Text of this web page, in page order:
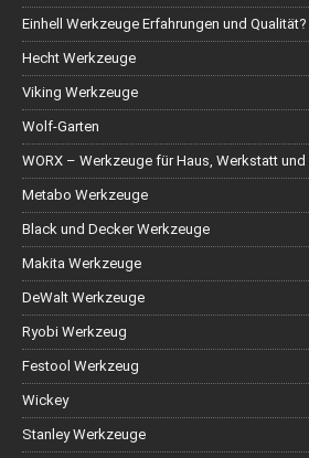
Einhell Werkzeuge Erfahrungen und Qualität?
Hecht Werkzeuge
Viking Werkzeuge
Wolf-Garten
WORX – Werkzeuge für Haus, Werkstatt und
Metabo Werkzeuge
Black und Decker Werkzeuge
Makita Werkzeuge
DeWalt Werkzeuge
Ryobi Werkzeug
Festool Werkzeug
Wickey
Stanley Werkzeuge